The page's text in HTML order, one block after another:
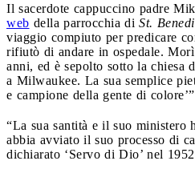
Il sacerdote cappuccino padre
web della parrocchia di St.
viaggio compiuto per predicare
rifiutò di andare in ospedale.
anni, ed è sepolto sotto la chiesa
a Milwaukee. La sua semplice
e campione della gente di
“La sua santità e il suo ministero
abbia avviato il suo processo di
dichiarato ‘Servo di Dio’ nel